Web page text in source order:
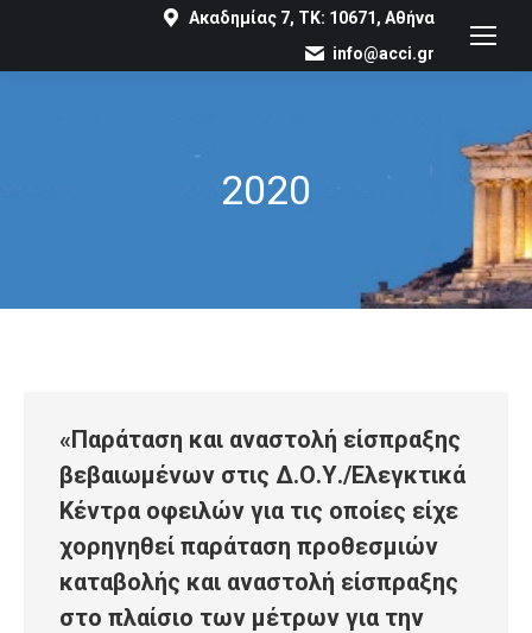
Ακαδημίας 7, ΤΚ: 10671, Αθήνα
info@acci.gr
2020
You are here:
«Παράταση και αναστολή είσπραξης
βεβαιωμένων στις Δ.Ο.Υ./Ελεγκτικά
Κέντρα οφειλών για τις οποίες είχε
χορηγηθεί παράταση προθεσμιών
καταβολής και αναστολή είσπραξης
στο πλαίσιο των μέτρων για την